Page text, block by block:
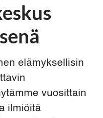
elämyksellisin
vuosittain
ilmiöitä